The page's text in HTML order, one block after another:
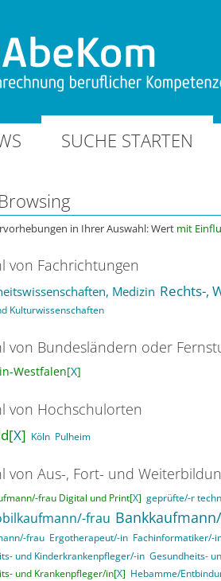
SUCHE STARTEN
in Ihrer Auswahl: Wert mit
von Fachrichtungen
Medizin Rechts-,
Kulturwissenschaften
von Bundesländern oder
Westfalen[X]
von Hochschulorten
X] Köln Pulheim
von Aus-, Fort- und
frau Digital und Print[X] geprüfte/-r
frau
frau Ergotherapeut/-in Fachinformatiker/-
und Kinderkrankenpfleger/-in Gesundheits-
und Krankenpfleger/in[X] Hebamme/